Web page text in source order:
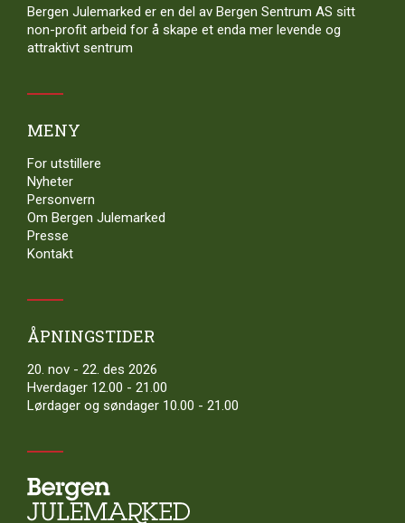
Bergen Julemarked er en del av Bergen Sentrum AS sitt
non-profit arbeid for å skape et enda mer levende og
attraktivt sentrum
MENY
For utstillere
Nyheter
Personvern
Om Bergen Julemarked
Presse
Kontakt
ÅPNINGSTIDER
20. nov - 22. des 2026
Hverdager 12.00 - 21.00
Lørdager og søndager 10.00 - 21.00